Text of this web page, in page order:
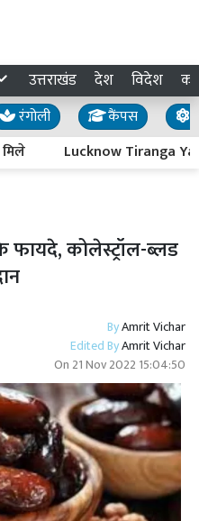
उत्तराखंड देश विदेश
रंगोली कैंपस
Lucknow Tiranga
फायदे, कोलेस्ट्रॉल-ब्लड
ByAmrit Vichar
Edited ByAmrit Vichar
On 21 Nov 2022 15:04:50